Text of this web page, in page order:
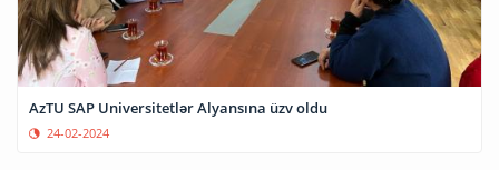
AzTU SAP Universitetlər Alyansına üzv oldu
24-02-2024